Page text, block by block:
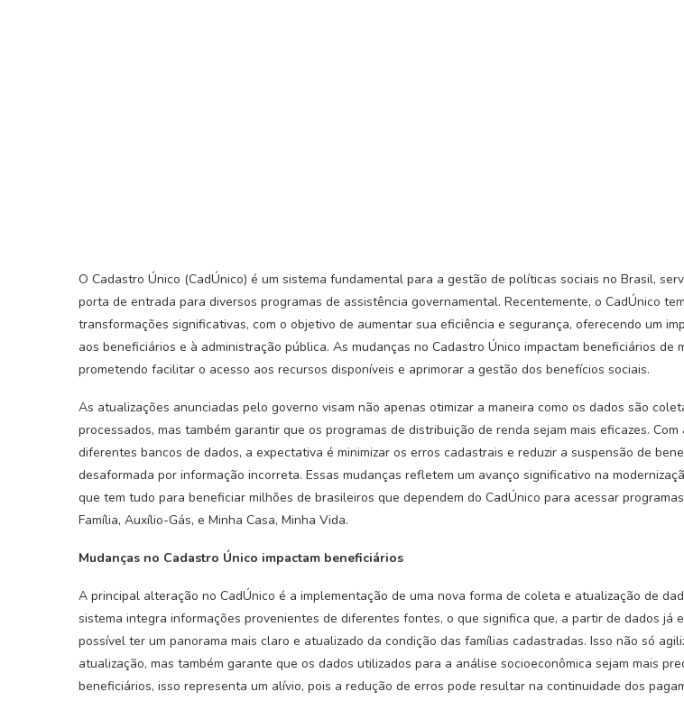
O Cadastro Único (CadÚnico) é um sistema fundamental para a gestão de políticas sociais no Brasil,
porta de entrada para diversos programas de assistência governamental. Recentemente, o CadÚnico
transformações significativas, com o objetivo de aumentar sua eficiência e segurança, oferecendo um
aos beneficiários e à administração pública. As mudanças no Cadastro Único impactam beneficiários de
prometendo facilitar o acesso aos recursos disponíveis e aprimorar a gestão dos benefícios sociais.
As atualizações anunciadas pelo governo visam não apenas otimizar a maneira como os dados são
processados, mas também garantir que os programas de distribuição de renda sejam mais eficazes.
diferentes bancos de dados, a expectativa é minimizar os erros cadastrais e reduzir a suspensão de
desaformada por informação incorreta. Essas mudanças refletem um avanço significativo na
que tem tudo para beneficiar milhões de brasileiros que dependem do CadÚnico para acessar
Família, Auxílio-Gás, e Minha Casa, Minha Vida.
Mudanças no Cadastro Único impactam beneficiários
A principal alteração no CadÚnico é a implementação de uma nova forma de coleta e atualização de
sistema integra informações provenientes de diferentes fontes, o que significa que, a partir de dados já
possível ter um panorama mais claro e atualizado da condição das famílias cadastradas. Isso não só
atualização, mas também garante que os dados utilizados para a análise socioeconômica sejam mais
beneficiários, isso representa um alívio, pois a redução de erros pode resultar na continuidade dos